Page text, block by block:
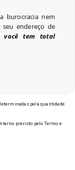
Ponta
burocracia nem
seu endereço de
você tem total
pela quantidade
previsto pelo Termo e